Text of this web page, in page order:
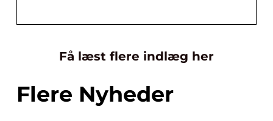
Få læst flere indlæg her
Flere Nyheder